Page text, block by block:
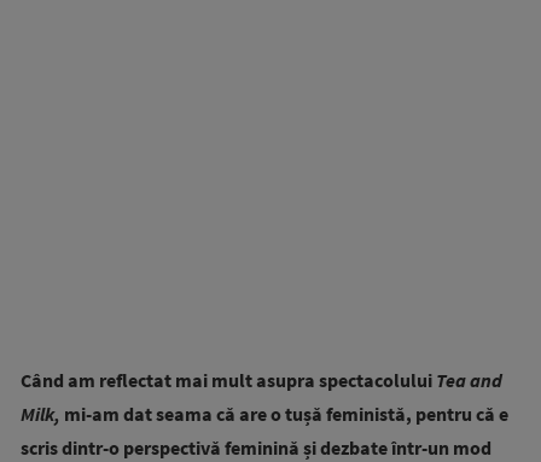
Când am reflectat mai mult asupra spectacolului Tea and
Milk, mi-am dat seama că are o tușă feministă, pentru că e
scris dintr-o perspectivă feminină și dezbate într-un mod